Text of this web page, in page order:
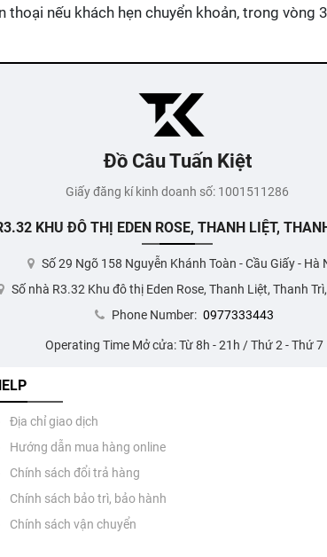
nếu khách hẹn chuyển khoản, trong
Đồ Câu Tuấn Kiệt
Giấy đăng kí kinh doanh số: 1001511286
KHU ĐÔ THỊ EDEN ROSE, THANH LIỆT,
Số 29 Ngõ 158 Nguyễn Khánh Toàn - Cầu Giấy - Hà
Số nhà R3.32 Khu đô thị Eden Rose, Thanh Liệt, Thanh
Phone Number: 0977333443
Operating Time Mở cửa: Từ 8h - 21h / Thứ 2 - Thứ 7
Địa chỉ giao dịch
Hướng dẫn mua hàng online
Chính sách đổi trả hàng
Chính sách bảo trì, bảo hành
Chính sách vận chuyển